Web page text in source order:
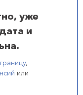
уже
и
,
или